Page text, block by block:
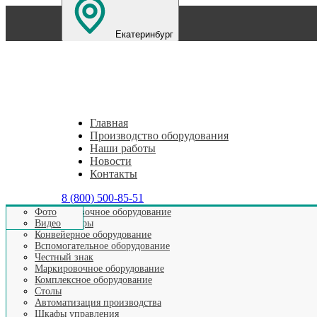
Екатеринбург
Главная
Производство оборудования
Этикетировочное оборудование
Аппликаторы
Конвейерное оборудование
Вспомогательное оборудование
Честный знак
Маркировочное оборудование
Комплексное оборудование
Столы
Автоматизация производства
Шкафы управления
Наши работы
Фото
Видео
Новости
Контакты
8 (800) 500-85-51